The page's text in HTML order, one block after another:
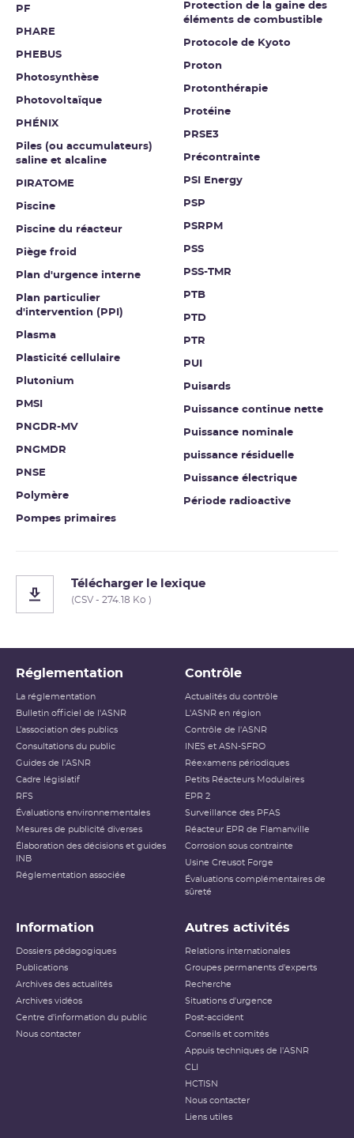
PF
PHARE
PHEBUS
Photosynthèse
Photovoltaïque
PHÉNIX
Piles (ou accumulateurs)
saline et alcaline
PIRATOME
Piscine
Piscine du réacteur
Piège froid
Plan d'urgence interne
Plan particulier
d'intervention (PPI)
Plasma
Plasticité cellulaire
Plutonium
PMSI
PNGDR-MV
PNGMDR
PNSE
Polymère
Pompes primaires
Protection de la gaine des
éléments de combustible
Protocole de Kyoto
Proton
Protonthérapie
Protéine
PRSE3
Précontrainte
PSI Energy
PSP
PSRPM
PSS
PSS-TMR
PTB
PTD
PTR
PUI
Puisards
Puissance continue nette
Puissance nominale
puissance résiduelle
Puissance électrique
Période radioactive
Télécharger le lexique
(CSV - 274.18 Ko )
Réglementation
La réglementation
Bulletin officiel de l'ASNR
L’association des publics
Consultations du public
Guides de l'ASNR
Cadre législatif
RFS
Évaluations environnementales
Mesures de publicité diverses
Élaboration des décisions et guides
INB
Réglementation associée
Contrôle
Actualités du contrôle
L'ASNR en région
Contrôle de l'ASNR
INES et ASN-SFRO
Réexamens périodiques
Petits Réacteurs Modulaires
EPR 2
Surveillance des PFAS
Réacteur EPR de Flamanville
Corrosion sous contrainte
Usine Creusot Forge
Évaluations complémentaires de
sûreté
Information
Dossiers pédagogiques
Publications
Archives des actualités
Archives vidéos
Centre d'information du public
Nous contacter
Autres activités
Relations internationales
Groupes permanents d'experts
Recherche
Situations d'urgence
Post-accident
Conseils et comités
Appuis techniques de l'ASNR
CLI
HCTISN
Nous contacter
Liens utiles